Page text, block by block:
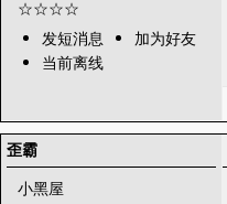
发短消息
加为好友
当前离线
歪霸
小黑屋